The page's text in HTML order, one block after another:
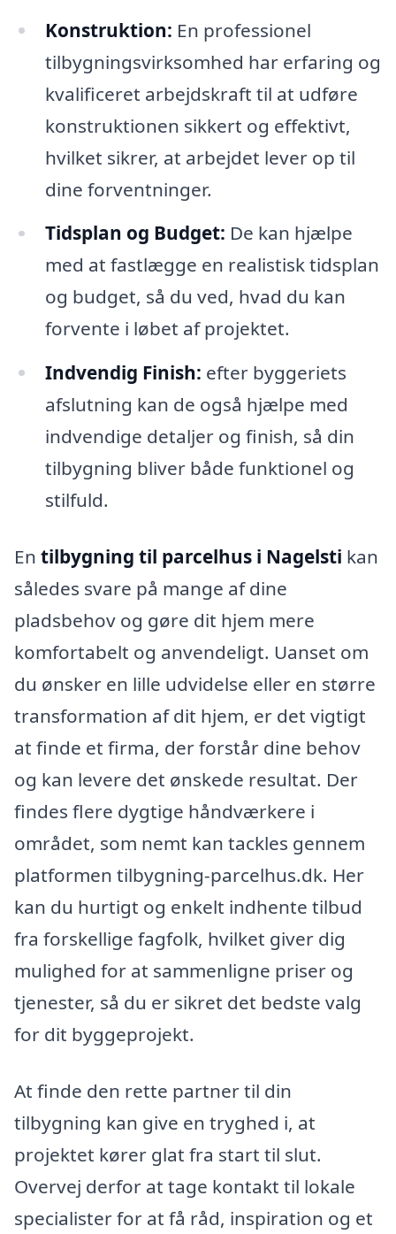
Konstruktion: En professionel
tilbygningsvirksomhed har erfaring og
kvalificeret arbejdskraft til at udføre
konstruktionen sikkert og effektivt,
hvilket sikrer, at arbejdet lever op til
dine forventninger.
Tidsplan og Budget: De kan hjælpe
med at fastlægge en realistisk tidsplan
og budget, så du ved, hvad du kan
forvente i løbet af projektet.
Indvendig Finish: efter byggeriets
afslutning kan de også hjælpe med
indvendige detaljer og finish, så din
tilbygning bliver både funktionel og
stilfuld.
En tilbygning til parcelhus i Nagelsti kan
således svare på mange af dine
pladsbehov og gøre dit hjem mere
komfortabelt og anvendeligt. Uanset om
du ønsker en lille udvidelse eller en større
transformation af dit hjem, er det vigtigt
at finde et firma, der forstår dine behov
og kan levere det ønskede resultat. Der
findes flere dygtige håndværkere i
området, som nemt kan tackles gennem
platformen tilbygning-parcelhus.dk. Her
kan du hurtigt og enkelt indhente tilbud
fra forskellige fagfolk, hvilket giver dig
mulighed for at sammenligne priser og
tjenester, så du er sikret det bedste valg
for dit byggeprojekt.
At finde den rette partner til din
tilbygning kan give en tryghed i, at
projektet kører glat fra start til slut.
Overvej derfor at tage kontakt til lokale
specialister for at få råd, inspiration og et